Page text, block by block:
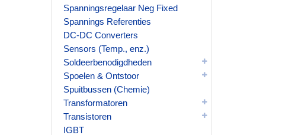
Spanningsregelaar Neg Fixed
Spannings Referenties
DC-DC Converters
Sensors (Temp., enz.)
Soldeerbenodigdheden
Spoelen & Ontstoor
Spuitbussen (Chemie)
Transformatoren
Transistoren
IGBT